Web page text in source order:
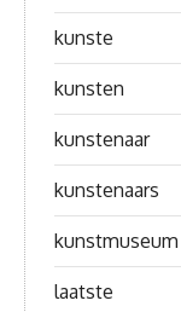
kunste
kunsten
kunstenaar
kunstenaars
kunstmuseum
laatste